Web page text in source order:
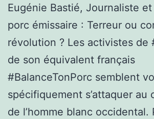
Eugénie Bastié, Journaliste
porc émissaire : Terreur ou
révolution ? Les activistes de
de son équivalent français
#BalanceTonPorc semblent
spécifiquement s’attaquer au
de l’homme blanc occidental.